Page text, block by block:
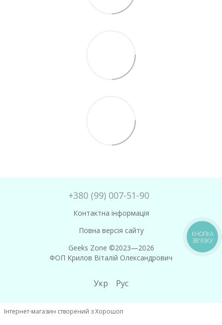
+380 (99) 007-51-90
Контактна інформація
Повна версія сайту
Geeks Zone ©2023—2026
ФОП Крилов Віталій Олександрович
Укр Рус
Інтернет-магазин створений з Хорошоп
КНОПКА
ЗВ'ЯЗКУ